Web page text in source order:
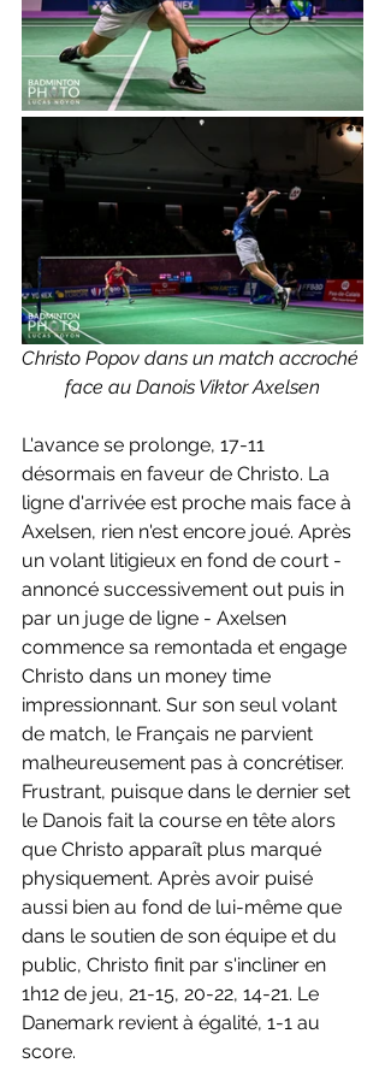
Christo Popov dans un match accroché
face au Danois Viktor Axelsen
L'avance se prolonge, 17-11
désormais en faveur de Christo. La
ligne d'arrivée est proche mais face à
Axelsen, rien n'est encore joué. Après
un volant litigieux en fond de court -
annoncé successivement out puis in
par un juge de ligne - Axelsen
commence sa remontada et engage
Christo dans un money time
impressionnant. Sur son seul volant
de match, le Français ne parvient
malheureusement pas à concrétiser.
Frustrant, puisque dans le dernier set
le Danois fait la course en tête alors
que Christo apparaît plus marqué
physiquement. Après avoir puisé
aussi bien au fond de lui-même que
dans le soutien de son équipe et du
public, Christo finit par s'incliner en
1h12 de jeu, 21-15, 20-22, 14-21. Le
Danemark revient à égalité, 1-1 au
score.